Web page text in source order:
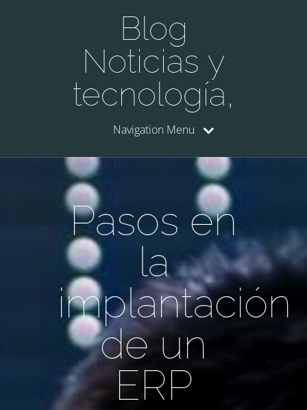
Blog
Noticias y
tecnología,
Navigation Menu
Pasos en
la
implantación
de un
ERP